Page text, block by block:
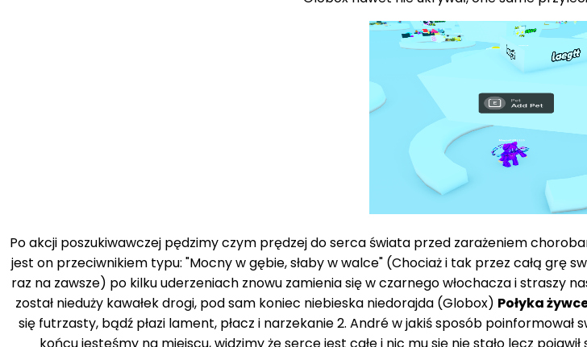
Po akcji poszukiwawczej pędzimy czym prędzej do serca świata przed zarażeniem
jest on przeciwnikiem typu: "Mocny w gębie, słaby w walce" (Chociaż i tak przez całą grę
raz na zawsze) po kilku uderzeniach znowu zamienia się w czarnego włochacza i straszy
został nieduży kawałek drogi, pod sam koniec niebieska niedorajda (Globox) Połyka
się futrzasty, bądź płazi lament, płacz i narzekanie 2. André w jakiś sposób
końcu jesteśmy na miejscu, widzimy że serce jest całe i nic mu się nie stało lecz